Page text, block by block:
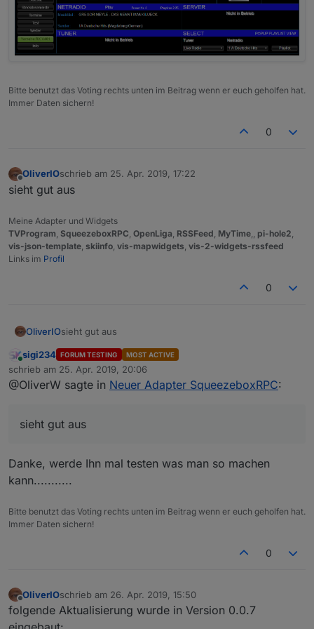
Bitte benutzt das Voting rechts unten im Beitrag wenn er euch geholfen hat.
Immer Daten sichern!
0
Offline
OliverIOschrieb am 25. Apr. 2019, 17:22
zuletzt editiert von
sieht gut aus
Meine Adapter und Widgets
TVProgram SqueezeboxRPC OpenLiga RSSFeed MyTime pi-hole2
vis-json-template skiinfo vis-mapwidgets vis-2-widgets-rssfeed
Links im Profil
0
OliverIOsieht gut aus
Online
sigi234 FORUM TESTING MOST ACTIVE
schrieb am 25. Apr. 2019, 20:06
zuletzt editiert von
@OliverW sagte in Neuer Adapter SqueezeboxRPC:
sieht gut aus
Danke, werde Ihn mal testen was man so machen
kann...........
Bitte benutzt das Voting rechts unten im Beitrag wenn er euch geholfen hat.
Immer Daten sichern!
0
Offline
OliverIOschrieb am 26. Apr. 2019, 15:50
zuletzt editiert von
folgende Aktualisierung wurde in Version 0.0.7